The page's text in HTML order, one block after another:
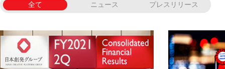
全て ニュース プレスリリース